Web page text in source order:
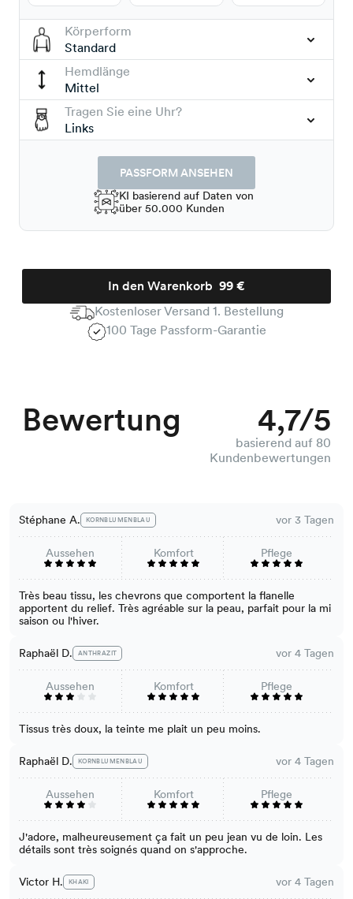
Körperform
Standard
Hemdlänge
Mittel
Tragen Sie eine Uhr?
Links
PASSFORM ANSEHEN
KI basierend auf Daten von
über 50.000 Kunden
In den Warenkorb
Kostenloser Versand 1. Bestellung
100 Tage Passform-Garantie
Bewertung 4,7/5
basierend auf 80
Kundenbewertungen
Stéphane A. KORNBLUMENBLAU vor 3 Tagen
Aussehen Komfort Pflege
Très beau tissu, les chevrons que comportent la flanelle
apportent du relief. Très agréable sur la peau, parfait pour la mi
saison ou l'hiver.
Raphaël D. ANTHRAZIT vor 4 Tagen
Aussehen Komfort Pflege
Tissus très doux, la teinte me plait un peu moins.
Raphaël D. KORNBLUMENBLAU vor 4 Tagen
Aussehen Komfort Pflege
J'adore, malheureusement ça fait un peu jean vu de loin. Les
détails sont très soignés quand on s'approche.
Victor H. KHAKI vor 4 Tagen